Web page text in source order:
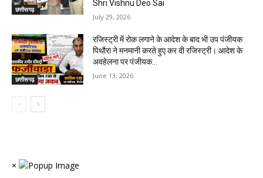
छत्तीसगढ़
Shri Vishnu Deo Sai
July 29, 2026
छत्तीसगढ़
रजिस्ट्री में रोक लगाने के आदेश के बाद भी उप पंजीयक
पिथौरा ने मनमानी करते हुए कर दी रजिस्ट्री। आदेश के
अवहेलना पर पंजीयक...
June 13, 2026
×